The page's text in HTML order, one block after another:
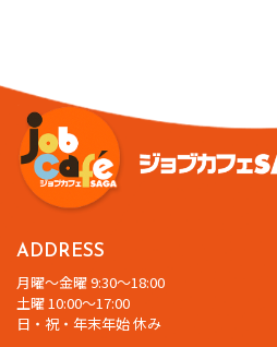
ADDRESS
月曜～金曜 9:30～18:00
土曜 10:00～17:00
日・祝・年末年始 休み